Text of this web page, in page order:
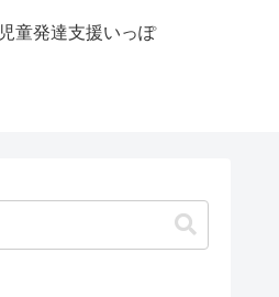
児童発達支援いっぽ